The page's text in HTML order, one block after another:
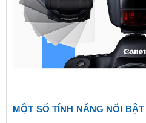
MỘT SỐ TÍNH NĂNG NỔI BẬT